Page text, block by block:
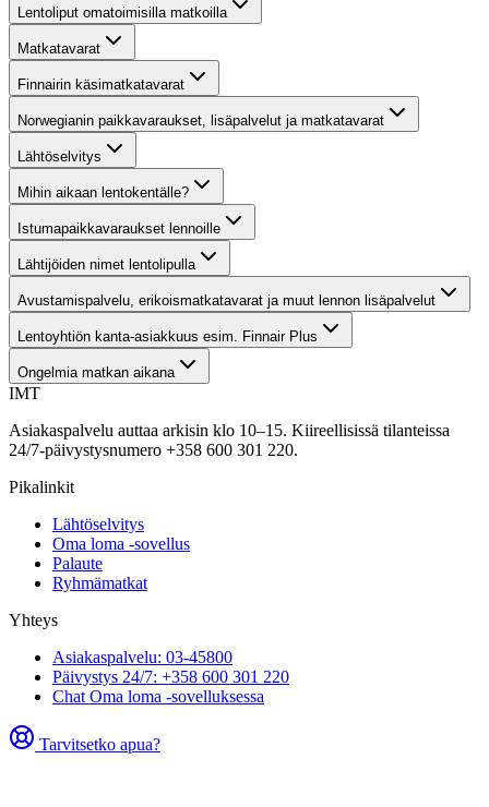
Lentoliput omatoimisilla matkoilla
Matkatavarat
Finnairin käsimatkatavarat
Norwegianin paikkavaraukset, lisäpalvelut ja matkatavarat
Lähtöselvitys
Mihin aikaan lentokentälle?
Istumapaikkavaraukset lennoille
Lähtijöiden nimet lentolipulla
Avustamispalvelu, erikoismatkatavarat ja muut lennon lisäpalvelut
Lentoyhtiön kanta-asiakkuus esim. Finnair Plus
Ongelmia matkan aikana
IMT
Asiakaspalvelu auttaa arkisin klo 10–15. Kiireellisissä tilanteissa
24/7-päivystysnumero +358 600 301 220.
Pikalinkit
Lähtöselvitys
Oma loma -sovellus
Palaute
Ryhmämatkat
Yhteys
Asiakaspalvelu: 03-45800
Päivystys 24/7: +358 600 301 220
Chat Oma loma -sovelluksessa
Tarvitsetko apua?